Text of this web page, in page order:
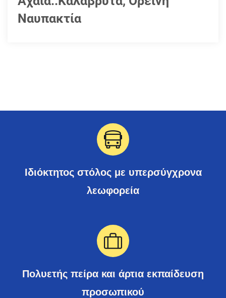
Ναυπακτία
Ιδιόκτητος στόλος με υπερσύγχρονα
λεωφορεία
Πολυετής πείρα και άρτια εκπαίδευση
προσωπικού